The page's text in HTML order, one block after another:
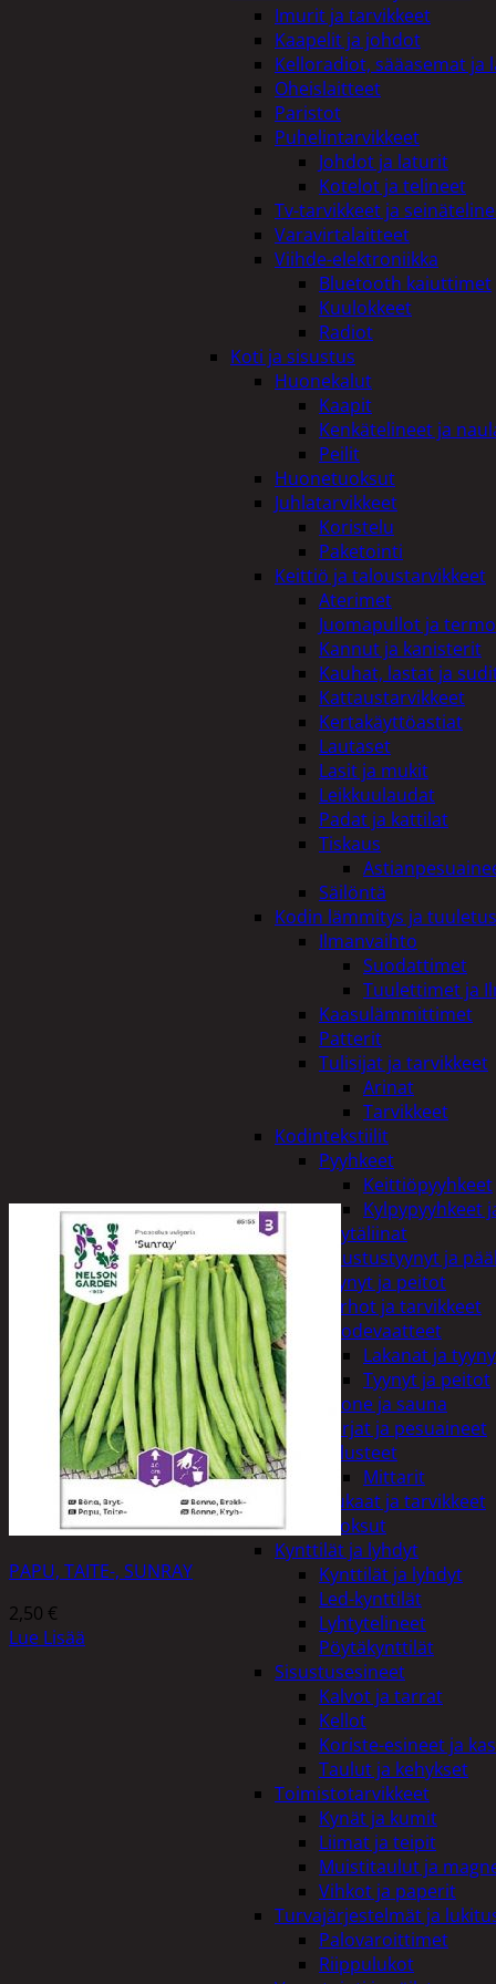
Imurit ja tarvikkeet
Kaapelit ja johdot
Kelloradiot, sääasemat
Oheislaitteet
Paristot
Puhelintarvikkeet
Johdot ja laturit
Kotelot ja telineet
Tv-tarvikkeet ja
Varavirtalaitteet
Viihde-elektroniikka
Bluetooth kaiuttimet
Kuulokkeet
Radiot
Koti ja sisustus
Huonekalut
Kaapit
Kenkätelineet ja
Peilit
Huonetuoksut
Juhlatarvikkeet
Koristelu
Paketointi
Keittiö ja taloustarvikkeet
Aterimet
Juomapullot ja
Kannut ja kanisterit
Kauhat, lastat ja
Kattaustarvikkeet
Kertakäyttöastiat
Lautaset
Lasit ja mukit
Leikkuulaudat
Padat ja kattilat
Tiskaus
Säilöntä
Kodin lämmitys ja tuuletus
Ilmanvaihto
Suodattimet
Tuulettimet ja
Kaasulämmittimet
Patterit
Tulisijat ja tarvikkeet
Arinat
Tarvikkeet
Kodintekstiilit
Pyyhkeet
Keittiöpyyhkeet
Kylpypyyhkeet
Pöytäliinat
Sisustustyynyt ja
Tyynyt ja peitot
Verhot ja tarvikkeet
Vuodevaatteet
Lakanat ja
Tyynyt ja peitot
Kylpyhuone ja sauna
Harjat ja pesuaineet
Kalusteet
Mittarit
Kiukaat ja tarvikkeet
Tuoksut
Kynttilät ja lyhdyt
Kynttilät ja lyhdyt
Led-kynttilät
Lyhtytelineet
Pöytäkynttilät
Sisustusesineet
Kalvot ja tarrat
Kellot
Koriste-esineet ja
Taulut ja kehykset
Toimistotarvikkeet
Kynät ja kumit
Liimat ja teipit
Muistitaulut ja
Vihkot ja paperit
Turvajärjestelmät ja
Palovaroittimet
Riippulukot
PAPU, TAITE-, SUNRAY
2,50 €
Lue Lisää